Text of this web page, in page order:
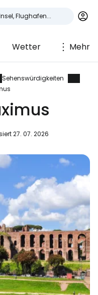
Wetter Mehr
Sehenswürdigkeiten
27. 07. 2026
Mail